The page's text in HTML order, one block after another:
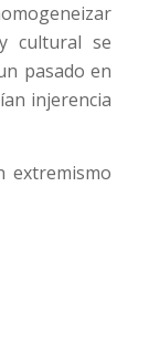
cultural se
pasado en
injerencia
extremismo